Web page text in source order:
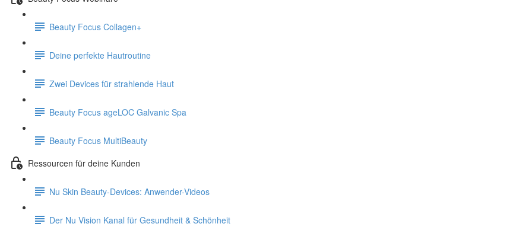
Beauty Focus Collagen+
Deine perfekte Hautroutine
Zwei Devices für strahlende Haut
Beauty Focus ageLOC Galvanic Spa
Beauty Focus MultiBeauty
Ressourcen für deine Kunden
Nu Skin Beauty-Devices: Anwender-Videos
Der Nu Vision Kanal für Gesundheit & Schönheit